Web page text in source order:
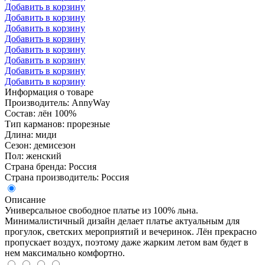
Добавить в корзину
Добавить в корзину
Добавить в корзину
Добавить в корзину
Добавить в корзину
Добавить в корзину
Добавить в корзину
Добавить в корзину
Информация о товаре
Производитель: AnnyWay
Состав: лён 100%
Тип карманов: прорезные
Длина: миди
Сезон: демисезон
Пол: женский
Страна бренда: Россия
Страна производитель: Россия
Описание
Универсальное свободное платье из 100% льна.
Минималистичный дизайн делает платье актуальным для
прогулок, светских мероприятий и вечеринок. Лён прекрасно
пропускает воздух, поэтому даже жарким летом вам будет в
нем максимально комфортно.